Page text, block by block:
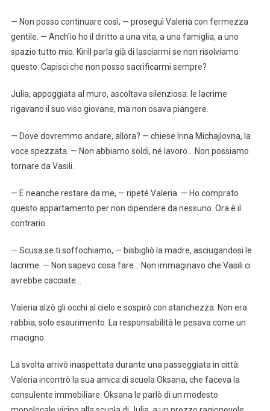
— Non posso continuare così, — proseguì Valeria con fermezza
gentile. — Anch’io ho il diritto a una vita, a una famiglia, a uno
spazio tutto mio. Kirill parla già di lasciarmi se non risolviamo
questo. Capisci che non posso sacrificarmi sempre?
Julia, appoggiata al muro, ascoltava silenziosa: le lacrime
rigavano il suo viso giovane, ma non osava piangere.
— Dove dovremmo andare, allora? — chiese Irina Michajlovna, la
voce spezzata. — Non abbiamo soldi, né lavoro… Non possiamo
tornare da Vasili.
— E neanche restare da me, — ripeté Valeria. — Ho comprato
questo appartamento per non dipendere da nessuno. Ora è il
contrario.
— Scusa se ti soffochiamo, — bisbigliò la madre, asciugandosi le
lacrime. — Non sapevo cosa fare… Non immaginavo che Vasili ci
avrebbe cacciate…
Valeria alzò gli occhi al cielo e sospirò con stanchezza. Non era
rabbia, solo esaurimento. La responsabilità le pesava come un
macigno.
La svolta arrivò inaspettata durante una passeggiata in città:
Valeria incontrò la sua amica di scuola Oksana, che faceva la
consulente immobiliare. Oksana le parlò di un modesto